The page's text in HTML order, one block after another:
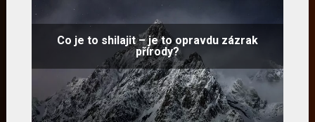
Co je to shilajit – je to opravdu zázrak
přírody?